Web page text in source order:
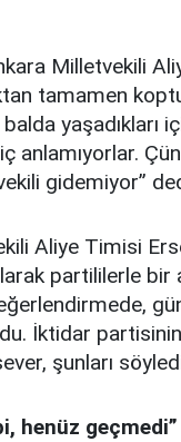
Milletvekili
tamamen
yaşadıkları
anlamıyorlar.
gidemiyor”
Aliye Timisi
partililerle
İktidar
şunları
henüz geçmedi”